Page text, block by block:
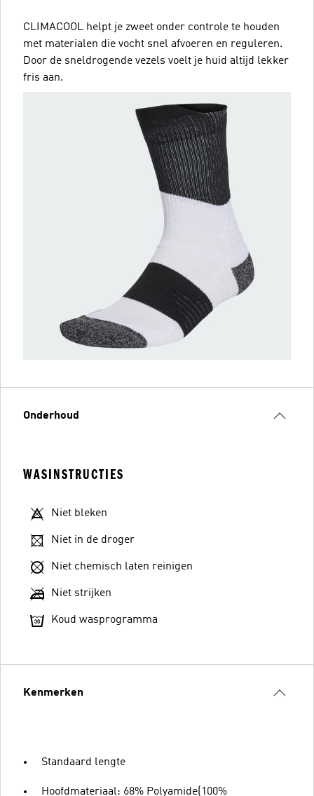
CLIMACOOL helpt je zweet onder controle te houden
met materialen die vocht snel afvoeren en reguleren.
Door de sneldrogende vezels voelt je huid altijd lekker
fris aan.
Onderhoud
WASINSTRUCTIES
Niet bleken
Niet in de droger
Niet chemisch laten reinigen
Niet strijken
Koud wasprogramma
Kenmerken
Standaard lengte
Hoofdmateriaal: 68% Polyamide(100%